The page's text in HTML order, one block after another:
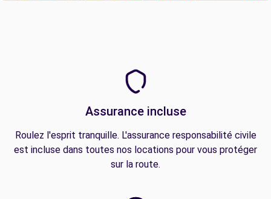
Assurance incluse
Roulez l'esprit tranquille. L'assurance responsabilité civile
est incluse dans toutes nos locations pour vous protéger
sur la route.